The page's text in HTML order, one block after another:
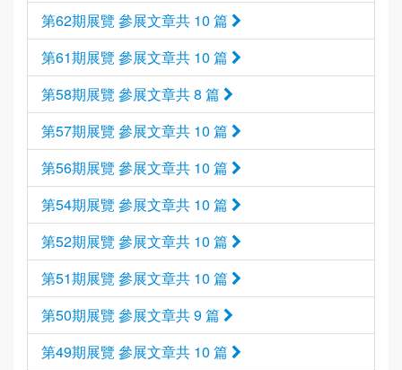
第62期展覽 參展文章共 10 篇
第61期展覽 參展文章共 10 篇
第58期展覽 參展文章共 8 篇
第57期展覽 參展文章共 10 篇
第56期展覽 參展文章共 10 篇
第54期展覽 參展文章共 10 篇
第52期展覽 參展文章共 10 篇
第51期展覽 參展文章共 10 篇
第50期展覽 參展文章共 9 篇
第49期展覽 參展文章共 10 篇